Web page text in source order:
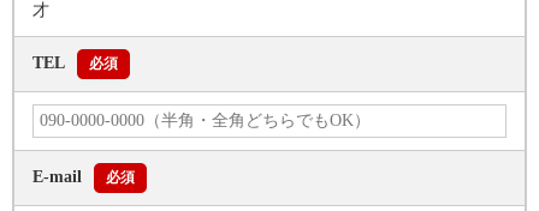
才
TEL 必須
E-mail 必須